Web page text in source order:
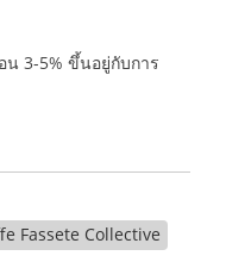
น 3-5% ขึ้นอยู่กับการ
Fassete Collective